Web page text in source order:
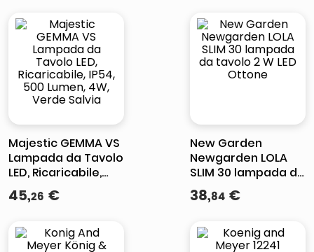
Majestic GEMMA VS
Lampada da Tavolo
LED, Ricaricabile,
IP54, 500 Lumen,
4W, Verde Salvia
45,26 €
New Garden
Newgarden LOLA
SLIM 30 lampada da
tavolo 2 W LED
Ottone
38,84 €